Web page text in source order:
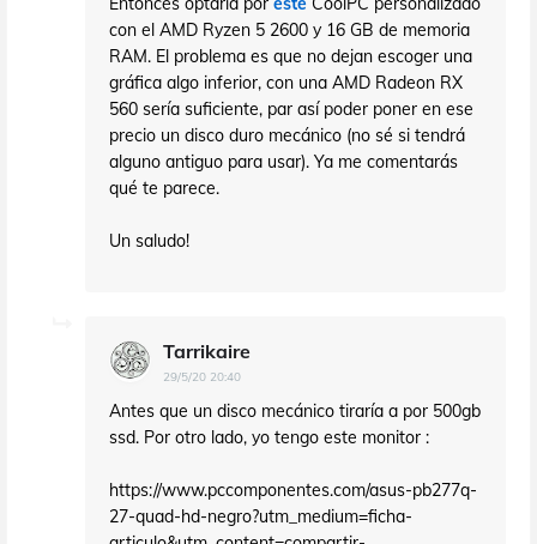
con el AMD Ryzen 5 2600 y 16 GB de memoria
RAM. El problema es que no dejan escoger una
gráfica algo inferior, con una AMD Radeon RX
560 sería suficiente, par así poder poner en ese
precio un disco duro mecánico (no sé si tendrá
alguno antiguo para usar). Ya me comentarás
qué te parece.
Un saludo!
Tarrikaire
29/5/20 20:40
Antes que un disco mecánico tiraría a por 500gb
ssd. Por otro lado, yo tengo este monitor :
https://www.pccomponentes.com/asus-pb277q-
27-quad-hd-negro?utm_medium=ficha-